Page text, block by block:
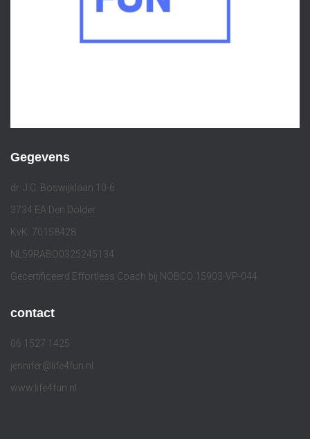
Gegevens
dr. J.C. Boswijklaan 10-6
3734 EA Den Dolder
KvK: 70158428
NL59RABO0325245134
Gecertificeerd Effortless Coach bij NOBCO 15903-VP-044
contact
06 1527 1425
jennifer@life4fun.nl
www.life4fun.nl